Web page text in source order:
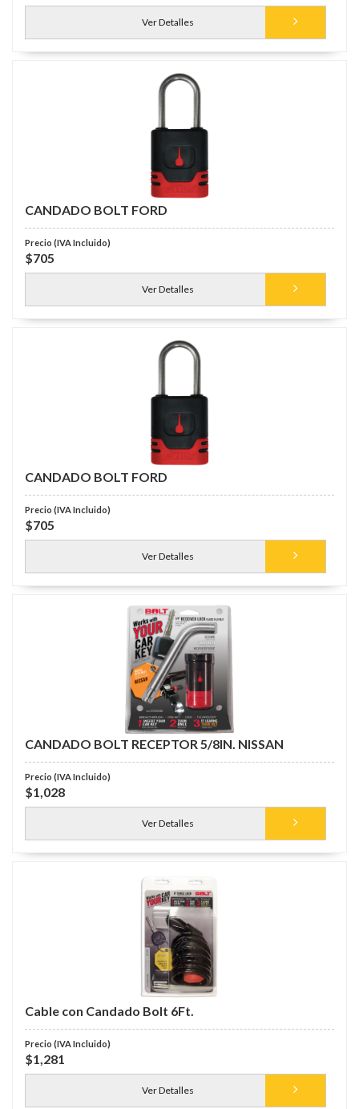
Ver Detalles
CANDADO BOLT FORD
$705
Ver Detalles
CANDADO BOLT FORD
$705
Ver Detalles
CANDADO BOLT RECEPTOR 5/8IN. NISSAN
$1,028
Ver Detalles
Cable con Candado Bolt 6Ft.
$1,281
Ver Detalles